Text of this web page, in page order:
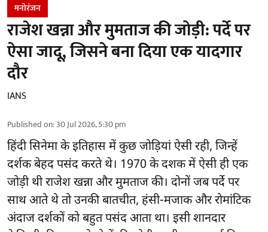
मनोरंजन
राजेश खन्ना और मुमताज की जोड़ी: पर्दे पर
ऐसा जादू, जिसने बना दिया एक यादगार
दौर
IANS
Published on:30 Jul 2026, 5:30 pm
हिंदी सिनेमा के इतिहास में कुछ जोड़ियां ऐसी रही, जिन्हें
दर्शक बेहद पसंद करते थे। 1970 के दशक में ऐसी ही एक
जोड़ी थी राजेश खन्ना और मुमताज की। दोनों जब पर्दे पर
साथ आते थे तो उनकी बातचीत, हंसी-मजाक और रोमांटिक
अंदाज दर्शकों को बहुत पसंद आता था। इसी शानदार